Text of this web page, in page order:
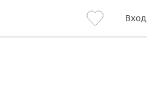
Вход